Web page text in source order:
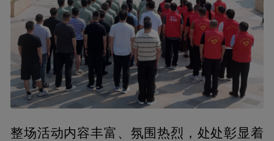
整场活动内容丰富、氛围热烈，处处彰显着